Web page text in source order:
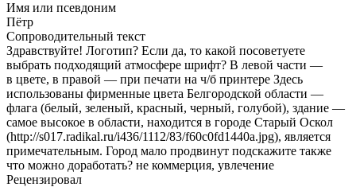
Имя или псевдоним
Пётр
Сопроводительный текст
Здравствуйте! Логотип? Если да, то какой посоветуете
выбрать подходящий атмосфере шрифт? В левой части —
в цвете, в правой — при печати на ч/б принтере Здесь
использованы фирменные цвета Белгородской области —
флага (белый, зеленый, красный, черный, голубой), здание —
самое высокое в области, находится в городе Старый Оскол
(http://s017.radikal.ru/i436/1112/83/f60c0fd1440a.jpg), является
примечательным. Город мало продвинут подскажите также
что можно доработать? не коммерция, увлечение
Рецензировал